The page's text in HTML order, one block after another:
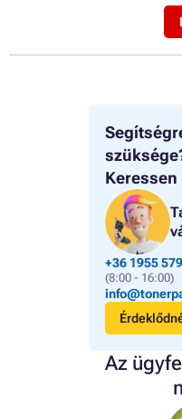
+36 1955
(8:00 - 16:00)
Az